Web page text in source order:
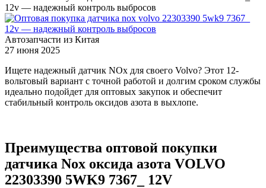
12v — надежный контроль выбросов
Автозапчасти из Китая
27 июня 2025
Ищете надежный датчик NOx для своего Volvo? Этот 12-
вольтовый вариант с точной работой и долгим сроком службы
идеально подойдет для оптовых закупок и обеспечит
стабильный контроль оксидов азота в выхлопе.
Преимущества оптовой покупки
датчика Nox оксида азота VOLVO
22303390 5WK9 7367_ 12V